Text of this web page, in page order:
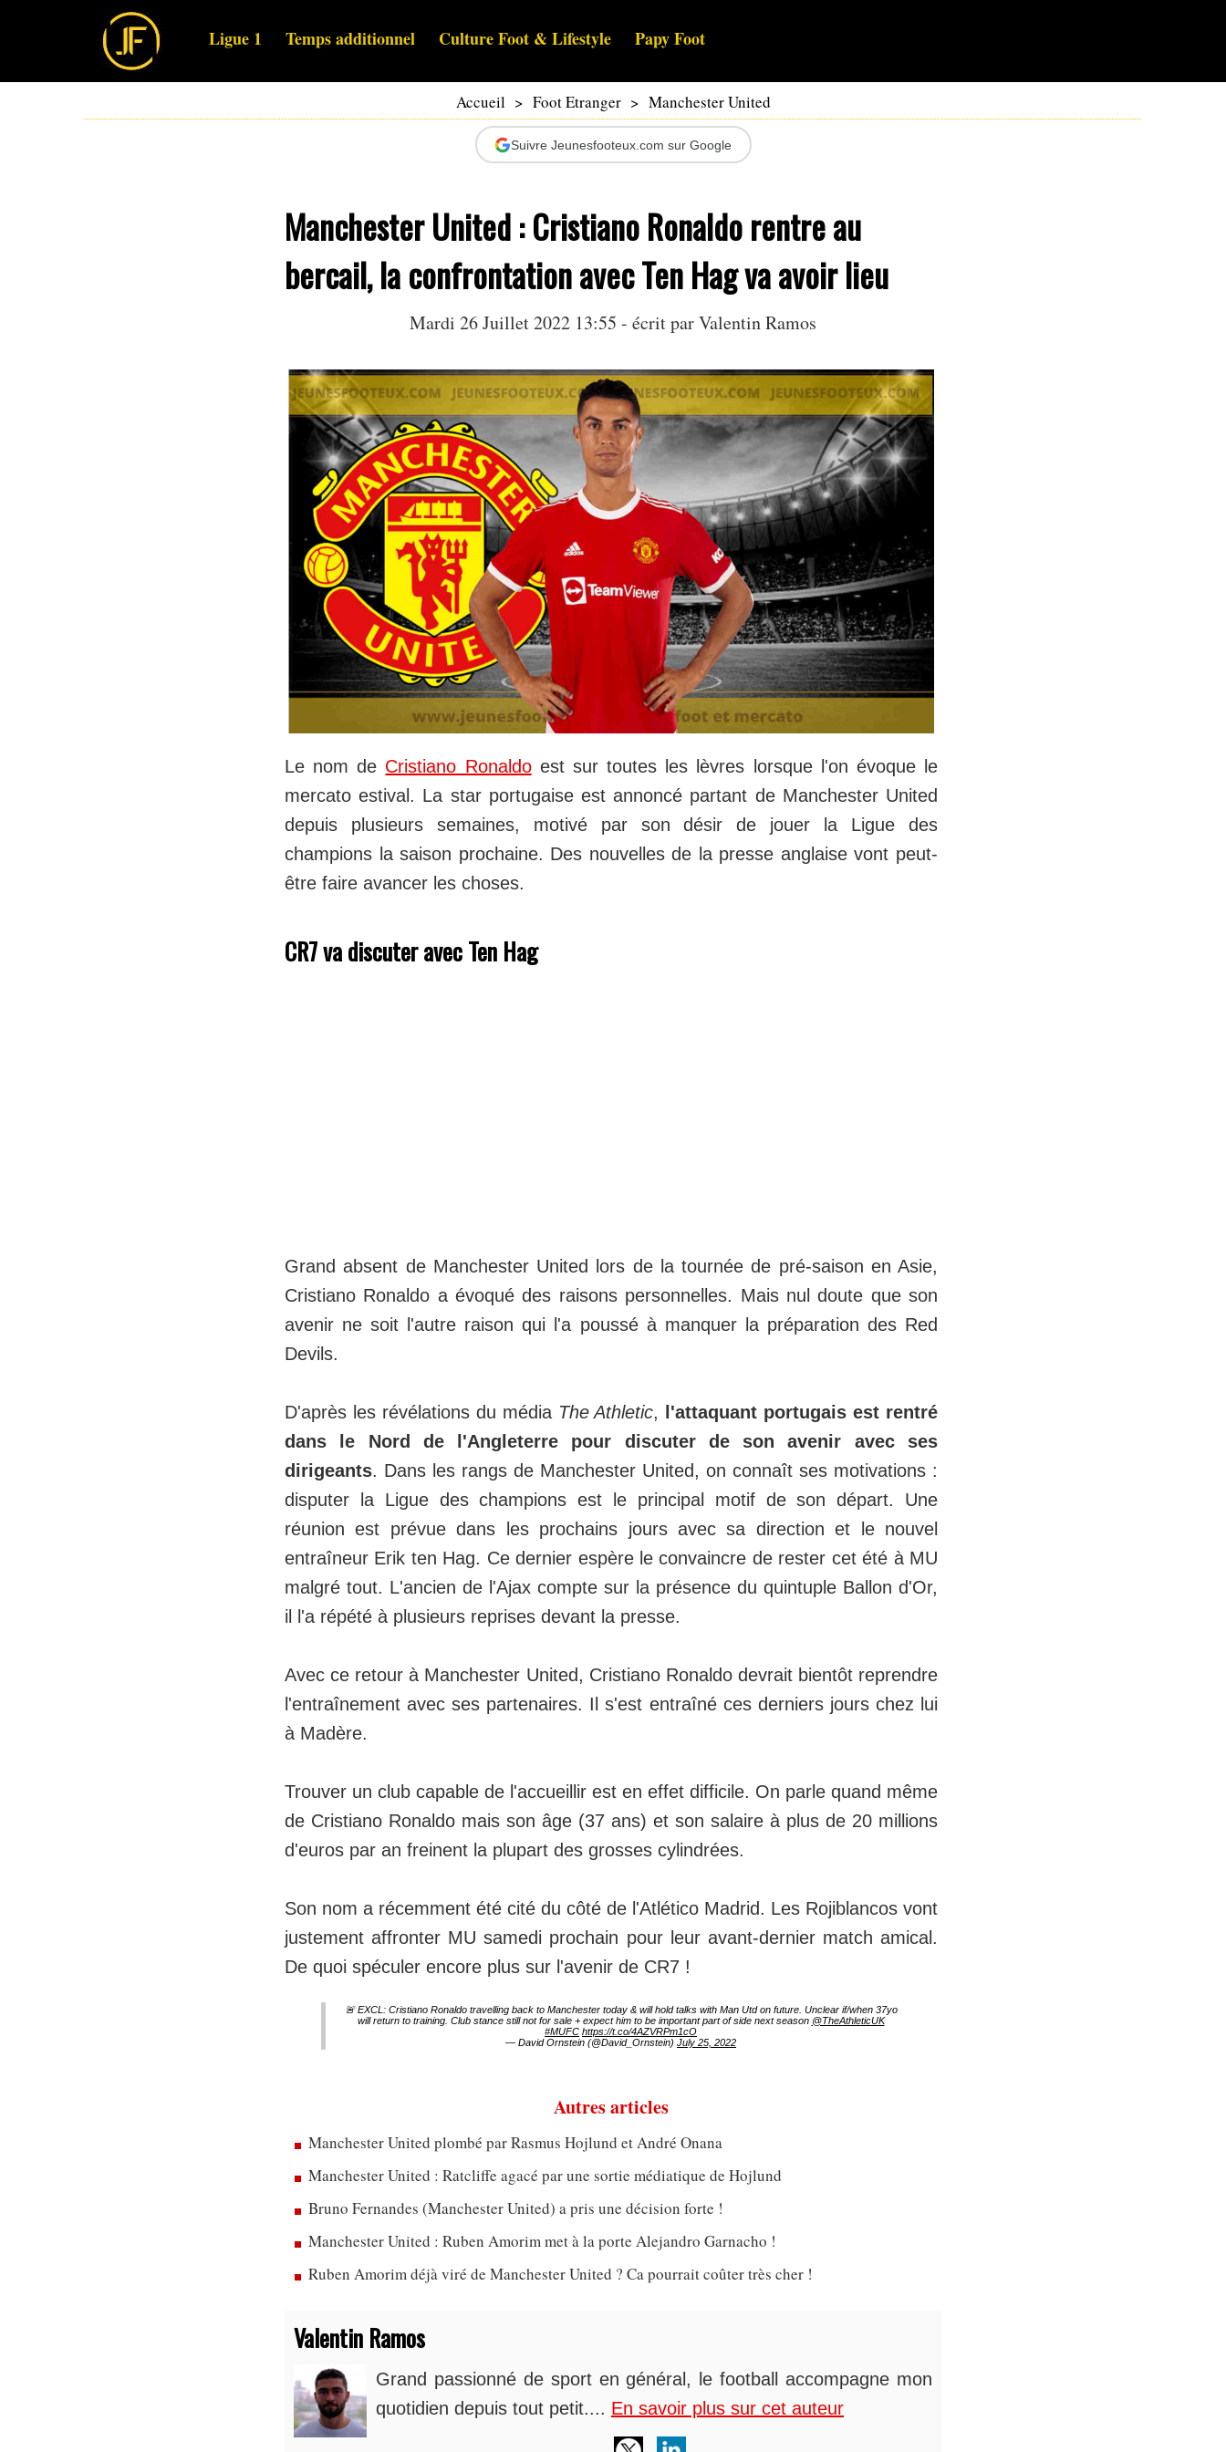
Ligue 1 Temps additionnel Culture Foot & Lifestyle Papy Foot
Accueil > Foot Etranger > Manchester United
Suivre Jeunesfooteux.com sur Google
Manchester United : Cristiano Ronaldo rentre au
bercail, la confrontation avec Ten Hag va avoir lieu
Mardi 26 Juillet 2022 13:55 - écrit parValentin Ramos
Le nom de Cristiano Ronaldoest sur toutes les lèvres lorsque l'on évoque le
mercato estival. La star portugaise est annoncé partant de Manchester United
depuis plusieurs semaines, motivé par son désir de jouer la Ligue des
champions la saison prochaine. Des nouvelles de la presse anglaise vont peut-
être faire avancer les choses.
CR7 va discuter avec Ten Hag
Grand absent de Manchester United lors de la tournée de pré-saison en Asie,
Cristiano Ronaldo a évoqué des raisons personnelles. Mais nul doute que son
avenir ne soit l'autre raison qui l'a poussé à manquer la préparation des Red
Devils.
D'après les révélations du média The Athletic, l'attaquant portugais est rentré
dans le Nord de l'Angleterre pour discuter de son avenir avec ses
dirigeants. Dans les rangs de Manchester United, on connaît ses motivations :
disputer la Ligue des champions est le principal motif de son départ. Une
réunion est prévue dans les prochains jours avec sa direction et le nouvel
entraîneur Erik ten Hag. Ce dernier espère le convaincre de rester cet été à MU
malgré tout. L'ancien de l'Ajax compte sur la présence du quintuple Ballon d'Or,
il l'a répété à plusieurs reprises devant la presse.
Avec ce retour à Manchester United, Cristiano Ronaldo devrait bientôt reprendre
l'entraînement avec ses partenaires. Il s'est entraîné ces derniers jours chez lui
à Madère.
Trouver un club capable de l'accueillir est en effet difficile. On parle quand même
de Cristiano Ronaldo mais son âge (37 ans) et son salaire à plus de 20 millions
d'euros par an freinent la plupart des grosses cylindrées.
Son nom a récemment été cité du côté de l'Atlético Madrid. Les Rojiblancos vont
justement affronter MU samedi prochain pour leur avant-dernier match amical.
De quoi spéculer encore plus sur l'avenir de CR7 !
🚨 EXCL: Cristiano Ronaldo travelling back to Manchester today & will hold talks with Man Utd on future. Unclear if/when 37yo
will return to training. Club stance still not for sale + expect him to be important part of side next season @TheAthleticUK
#MUFC https://t.co/4AZVRPm1cO
— David Ornstein (@David_Ornstein) July 25, 2022
Autres articles
Manchester United plombé par Rasmus Hojlund et André Onana
Manchester United : Ratcliffe agacé par une sortie médiatique de Hojlund
Bruno Fernandes (Manchester United) a pris une décision forte !
Manchester United : Ruben Amorim met à la porte Alejandro Garnacho !
Ruben Amorim déjà viré de Manchester United ? Ca pourrait coûter très cher !
Valentin Ramos
Grand passionné de sport en général, le football accompagne mon
quotidien depuis tout petit.... En savoir plus sur cet auteur